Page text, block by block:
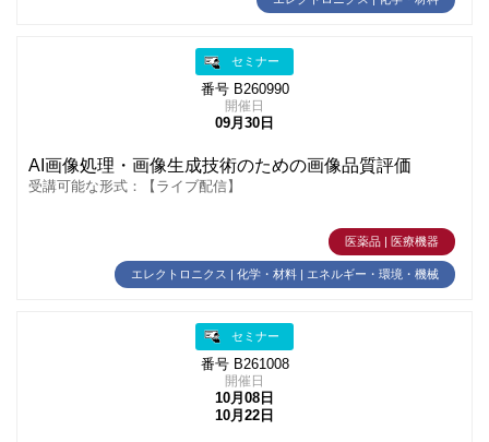
セミナー
番号 B260990
開催日
09月30日
AI画像処理・画像生成技術のための画像品質評価
受講可能な形式：【ライブ配信】
医薬品 | 医療機器
エレクトロニクス | 化学・材料 | エネルギー・環境・機械
セミナー
番号 B261008
開催日
10月08日
10月22日